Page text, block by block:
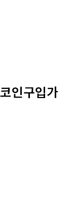
인구입가